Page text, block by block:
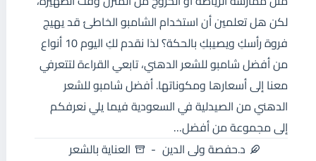
لكن هل تعلمين أن استخدام الشامبو الخاطئ قد يهيج
فروة رأسكِ ويصيبكِ بالحكة؟ لذا نقدم لكِ اليوم 10 أنواع
من أفضل شامبو للشعر الدهني، تابعي القراءة لتتعرفي
معنا إلى أسعارها ومكوناتها. أفضل شامبو للشعر
الدهني من الصيدلية في السعودية فيما يلي نعرفكم
إلى مجموعة من أفضل…
د.حفصة ولى الدين
العناية بالشعر